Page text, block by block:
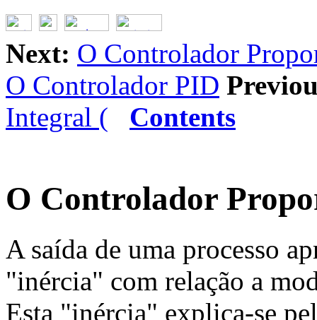
Next: O Controlador
O Controlador PID
Integral (
Contents
O Controlador
A saída de uma processo
"inércia" com relação a
Esta "inércia" explica-se